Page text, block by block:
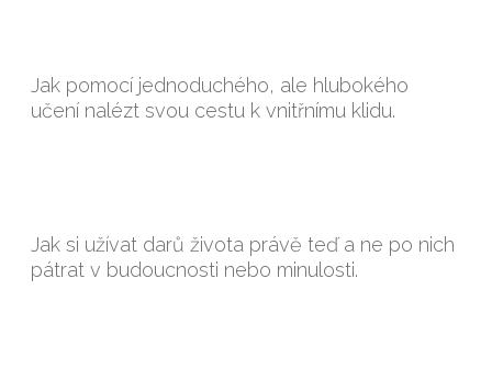
​Jak pomocí jednoduchého, ale hlubokého
učení nalézt svou cestu k vnitřnímu klidu.
Jak si užívat darů života právě teď a ne po nich
pátrat v budoucnosti nebo minulosti.